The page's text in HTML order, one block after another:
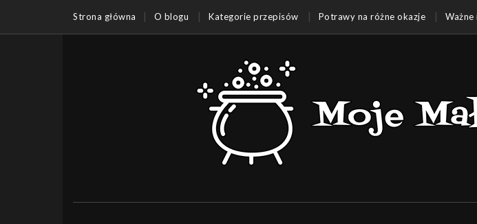
Strona główna O blogu Kategorie przepisów Potrawy na różne okazje